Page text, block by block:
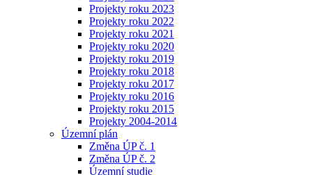
Projekty roku 2023
Projekty roku 2022
Projekty roku 2021
Projekty roku 2020
Projekty roku 2019
Projekty roku 2018
Projekty roku 2017
Projekty roku 2016
Projekty roku 2015
Projekty 2004-2014
Územní plán
Změna ÚP č. 1
Změna ÚP č. 2
Územní studie